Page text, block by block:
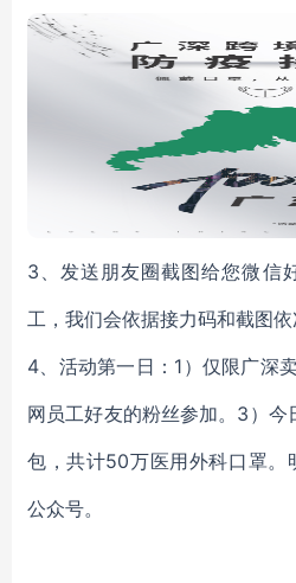
3、发送朋友圈截图给您微信
工，我们会依据接力码和截图依
4、活动第一日：1）仅限广深
网员工好友的粉丝参加。3）
包，共计50万医用外科口罩。
公众号。